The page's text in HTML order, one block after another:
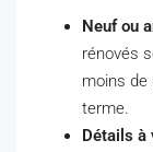
Neuf ou
rénovés
moins
terme.
Détails à